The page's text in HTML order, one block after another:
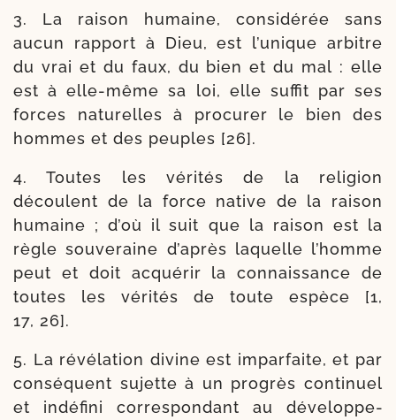
3. La rai­son humaine, consi­dé­rée sans
aucun rap­port à Dieu, est l’u­nique arbitre
du vrai et du faux, du bien et du mal : elle
est à elle-​même sa loi, elle suf­fit par ses
forces natu­relles à pro­cu­rer le bien des
hommes et des peuples [26].
4. Toutes les véri­tés de la reli­gion
découlent de la force native de la rai­son
humaine ; d’où il suit que la rai­son est la
règle sou­ve­raine d’a­près laquelle l’homme
peut et doit acqué­rir la connais­sance de
toutes les véri­tés de toute espèce [1,
17, 26].
5. La révé­la­tion divine est impar­faite, et par
consé­quent sujette à un pro­grès conti­nuel
et indé­fi­ni cor­res­pon­dant au déve­lop­pe­